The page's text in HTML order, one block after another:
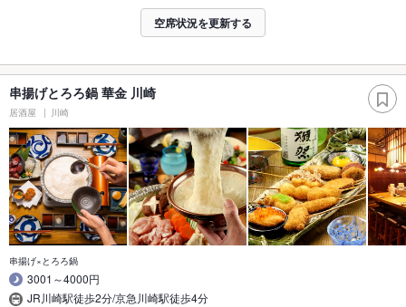
空席状況を更新する
串揚げとろろ鍋 華金 川崎
居酒屋 川崎
串揚げ×とろろ鍋
3001～4000円
JR川崎駅徒歩2分/京急川崎駅徒歩4分